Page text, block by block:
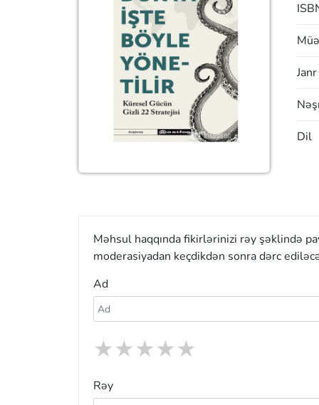
Janr
Dil
Məhsul haqqında fikirlərinizi rəy şəklində
moderasiyadan keçdikdən sonra dərc
Ad
★
★
★
★
★
Rəy